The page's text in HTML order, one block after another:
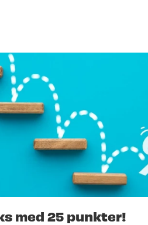
med 25 punkter!